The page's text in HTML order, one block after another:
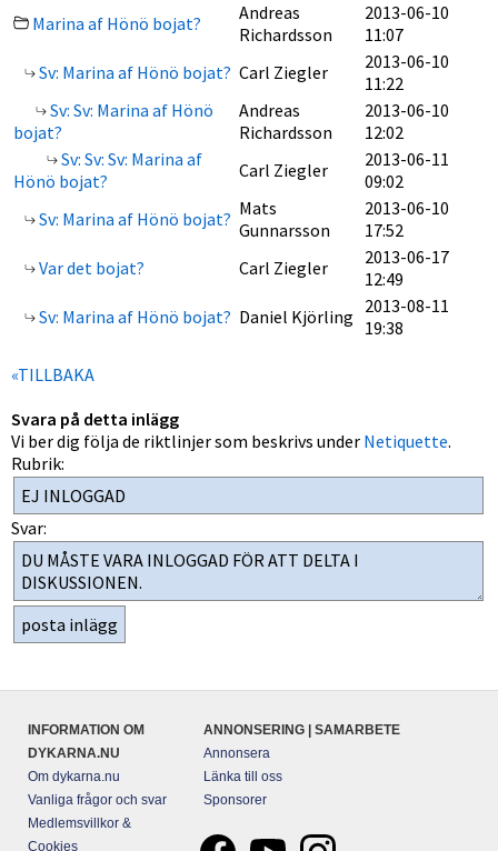
Marina af Hönö bojat?
Andreas
Richardsson
2013-06-10
11:07
Sv: Marina af Hönö bojat? Carl Ziegler
2013-06-10
11:22
Sv: Sv: Marina af Hönö
bojat?
Andreas
Richardsson
2013-06-10
12:02
Sv: Sv: Sv: Marina af
Hönö bojat?
Carl Ziegler
2013-06-11
09:02
Sv: Marina af Hönö bojat? Mats
Gunnarsson
2013-06-10
17:52
Var det bojat?
Carl Ziegler
2013-06-17
12:49
Sv: Marina af Hönö bojat? Daniel Kjörling 2013-08-11
19:38
«TILLBAKA
Svara på detta inlägg
Vi ber dig följa de riktlinjer som beskrivs under Netiquette.
Rubrik:
Svar:
INFORMATION OM
DYKARNA.NU
Om dykarna.nu
Vanliga frågor och svar
Medlemsvillkor &
Cookies
ANNONSERING | SAMARBETE
Annonsera
Länka till oss
Sponsorer